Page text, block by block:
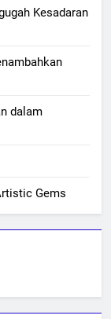
Kesadaran
dalam
Gems